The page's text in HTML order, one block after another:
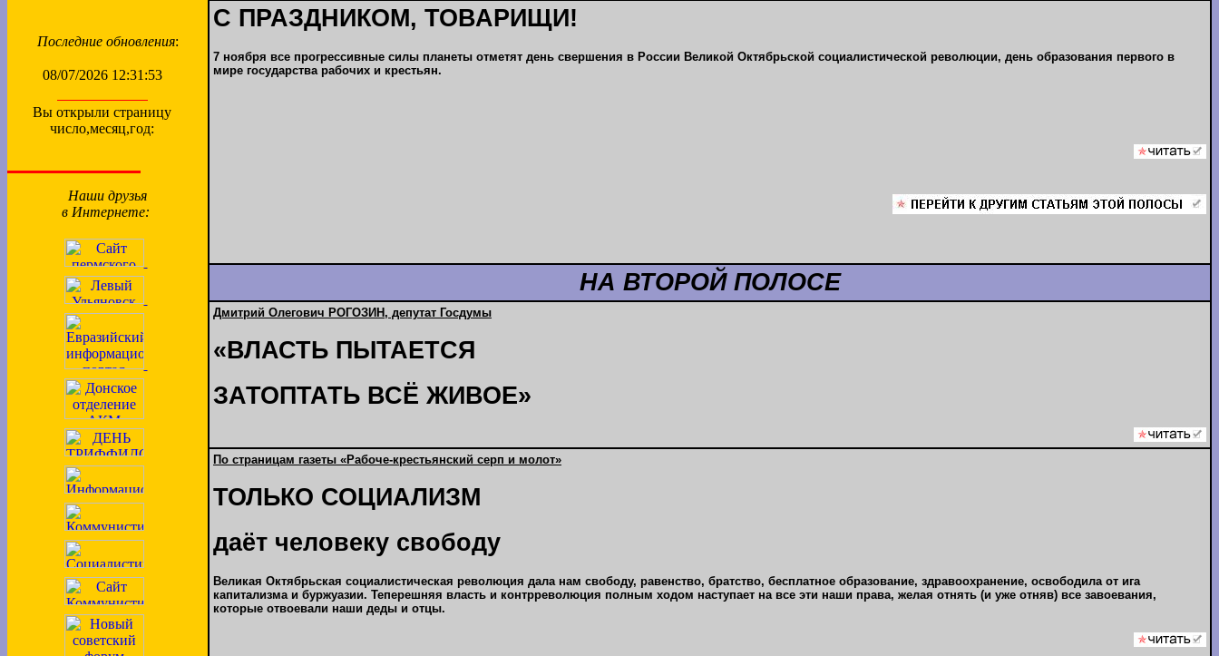
Последние обновления:
08/07/2026 12:31:53
Вы открыли страницу
число,месяц,год:
Наши друзья
в Интернете:
С ПРАЗДНИКОМ, ТОВАРИЩИ!
7 ноября все прогрессивные силы планеты отметят день свершения в России Великой Октябрьской социалистической революции, день образования первого в
мире государства рабочих и крестьян.
НА ВТОРОЙ ПОЛОСЕ
Дмитрий Олегович РОГОЗИН, депутат Госдумы
«ВЛАСТЬ ПЫТАЕТСЯ
ЗАТОПТАТЬ ВСЁ ЖИВОЕ»
По страницам газеты «Рабоче-крестьянский серп и молот»
ТОЛЬКО СОЦИАЛИЗМ
даёт человеку свободу
Великая Октябрьская социалистическая революция дала нам свободу, равенство, братство, бесплатное образование, здравоохранение, освободила от ига
капитализма и буржуазии. Теперешняя власть и контрреволюция полным ходом наступает на все эти наши права, желая отнять (и уже отняв) все завоевания,
которые отвоевали наши деды и отцы.